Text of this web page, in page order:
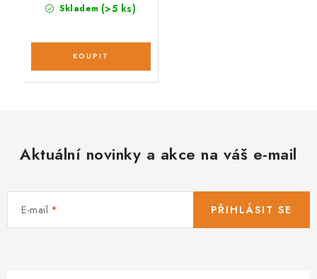
Skladem (>5 ks)
Aktuální novinky a akce na váš e-mail
E-mail PŘIHLÁSIT SE